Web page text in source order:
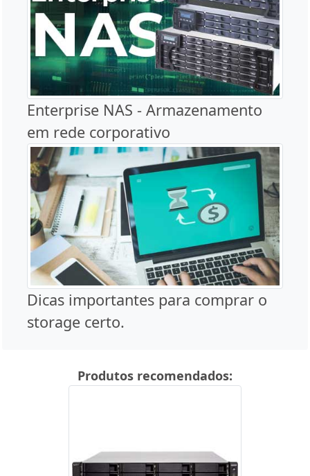
Enterprise NAS - Armazenamento
em rede corporativo
Dicas importantes para comprar o
storage certo.
Produtos recomendados: